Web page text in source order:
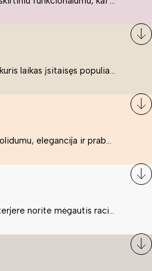
Skandinaviškas stilius jau kuris laikas įsitaisęs populiariausiųjų sąraše. Namai, butai labai dažnai įrengiami remiantis būtent šio stiliaus ypatumais. Dėl švelnių spalvų, praktiškumo ir estetikos jis masina tuos, kurie neabejingi šviesiem ar neutralių spalvų koloritui, paprastumui, funkcionalumui, natūralumui ir stilingai estetikai. Platų skandinaviškų baldų spektrą rasite „Deinavos baldų“ asortimente.
Klasikiniai baldai alsuoja solidumu, elegancija ir prabanga. Paprastai jie būna masyvūs, kuria didybės įspūdį. Neabejotinai jie bus geriausias pasirinkimas estetiškam ir rafinuotam klasikiniam namų interjerui. Kartais klasikiniai baldai traktuojami kaip senoviniai, bet tai ne tiesa – klasika yra stilius, neišsemiama elegancija ir rafinuotumas.
Jei savo namų ar biuro interjere norite mėgautis racionaliai išnaudotomis erdvėmis, funkcionalumu ir esate neabejingi tamsesniam koloritui bei praktiškiems sprendimams, tuomet industrinis stilius bus būtent tai, ko Jums reikia. O industrinio stiliaus baldus išsirinksite mūsų asortimente.